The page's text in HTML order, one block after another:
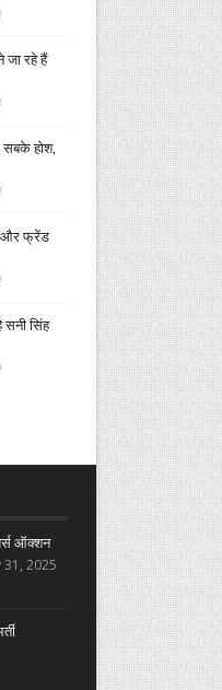
रहे हैं
सबके होश,
और फ्रेंड
सिंह
ऑक्शन
31, 2025